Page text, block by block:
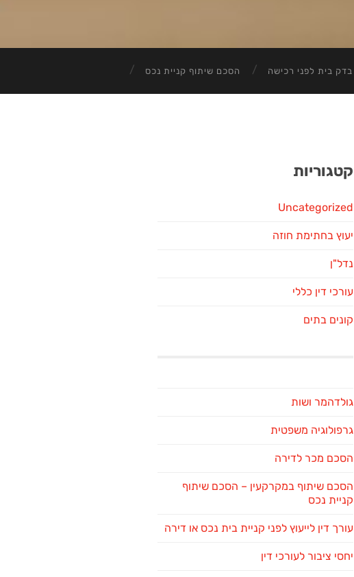
בדק בית לפני רכישה הסכם שיתוף קניית נכס
קטגוריות
Uncategorized
יעוץ בחתימת חוזה
נדל"ן
עורכי דין כללי
קונים בתים
גולדהמר ושות
גרפולוגיה משפטית
הסכם מכר לדירה
הסכם שיתוף במקרקעין – הסכם שיתוף
קניית נכס
עורך דין לייעוץ לפני קניית בית נכס או דירה
יחסי ציבור לעורכי דין